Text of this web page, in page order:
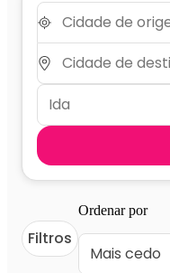
Filtros
Ordenar por